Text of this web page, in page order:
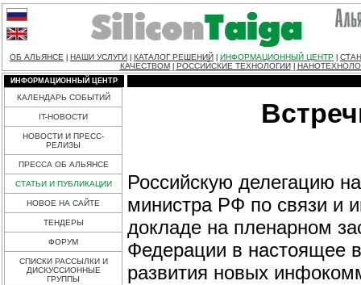
ОБ АЛЬЯНСЕ НАШИ УСЛУГИ КАТАЛОГ РЕШЕНИЙ ИНФОРМАЦИОННЫЙ ЦЕНТР
КАЧЕСТВОМ
РОССИЙСКИЕ ТЕХНОЛОГИИ
ИНФОРМАЦИОННЫЙ ЦЕНТР
КАЛЕНДАРЬ СОБЫТИЙ
IT-НОВОСТИ
НОВОСТИ И ПРЕСС-
РЕЛИЗЫ
ПРЕССА ОБ АЛЬЯНСЕ
СТАТЬИ И ПУБЛИКАЦИИ
НОВОЕ НА САЙТЕ
ТЕНДЕРЫ
ФОРУМ
СПИСКИ РАССЫЛКИ И
ДИСКУССИОННЫЕ
ГРУППЫ
Российскую делегацию
министра РФ по связи и
докладе на пленарном
Федерации в настоящее
развития новых